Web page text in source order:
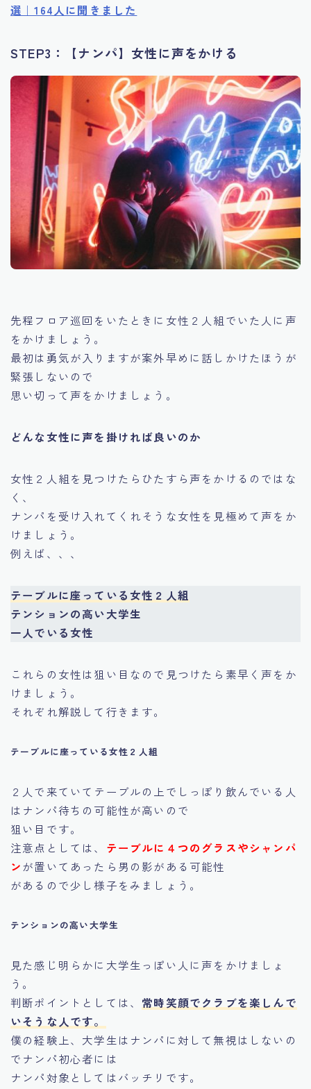
選｜164人に聞きました
STEP3：【ナンパ】女性に声をかける
先程フロア巡回をいたときに女性２人組でいた人に声
をかけましょう。
最初は勇気が入りますが案外早めに話しかけたほうが
緊張しないので
思い切って声をかけましょう。
どんな女性に声を掛ければ良いのか
女性２人組を見つけたらひたすら声をかけるのではな
く、
ナンパを受け入れてくれそうな女性を見極めて声をか
けましょう。
例えば、、、
テーブルに座っている女性２人組
テンションの高い大学生
一人でいる女性
これらの女性は狙い目なので見つけたら素早く声をか
けましょう。
それぞれ解説して行きます。
テーブルに座っている女性２人組
２人で来ていてテーブルの上でしっぽり飲んでいる人
はナンパ待ちの可能性が高いので
狙い目です。
注意点としては、 テーブルに４つのグラスやシャンパ
ンが置いてあったら男の影がある可能性
があるので少し様子をみましょう。
テンションの高い大学生
見た感じ明らかに大学生っぽい人に声をかけましょ
う。
判断ポイントとしては、 常時笑顔でクラブを楽しんで
いそうな人です。
僕の経験上、大学生はナンパに対して無視はしないの
でナンパ初心者には
ナンパ対象としてはバッチリです。